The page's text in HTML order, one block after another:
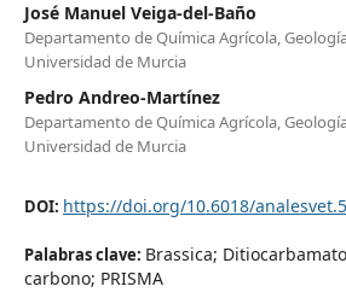
José Manuel Veiga-del-Baño
Departamento de Química Agrícola,
Universidad de Murcia
Pedro Andreo-Martínez
Departamento de Química Agrícola,
Universidad de Murcia
DOI: https://doi.org/10.6018/
Palabras clave: Brassica;
carbono; PRISMA